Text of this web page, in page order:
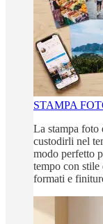
STAMPA
La stampa foto
custodirli nel
modo perfetto
tempo con
formati e